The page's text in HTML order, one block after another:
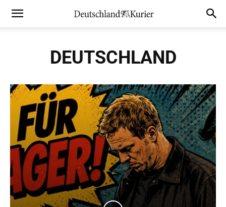
DEUTSCHLAND